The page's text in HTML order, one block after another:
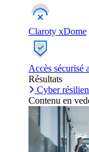
Claroty xDome
Accès sécurisé
Résultats
Cyber
Contenu en